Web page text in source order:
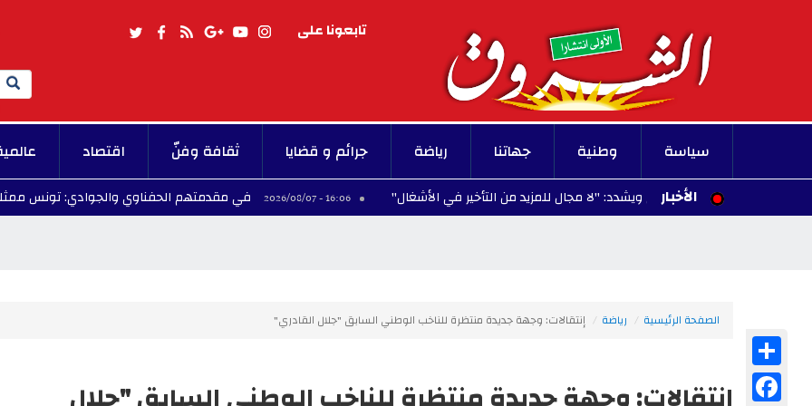
تابعونا على
Search
سياسة وطنية جهاتنا رياضة جرائم و قضايا ثقافة وفنّ اقتصاد
الأخبار
العاصمة الجنوبي ويشدد: "لا مجال للمزيد من التأخير في الأشغال" 16:06 - 2026/08/07 في مقدمتهم الحفناوي والجوادي: تونس ممثلة بـ5 سباحين في الألعاب المتوسطية تارنتو 2026
الصفحة الرئيسية رياضة إنتقالات: وجهة جديدة منتظرة للناخب الوطني السابق "جلال القادري"
Facebook